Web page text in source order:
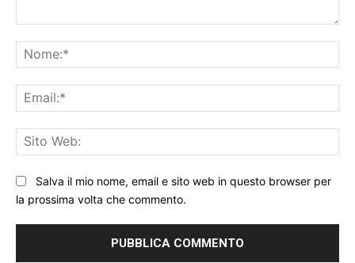
Salva il mio nome, email e sito web in questo browser per
la prossima volta che commento.